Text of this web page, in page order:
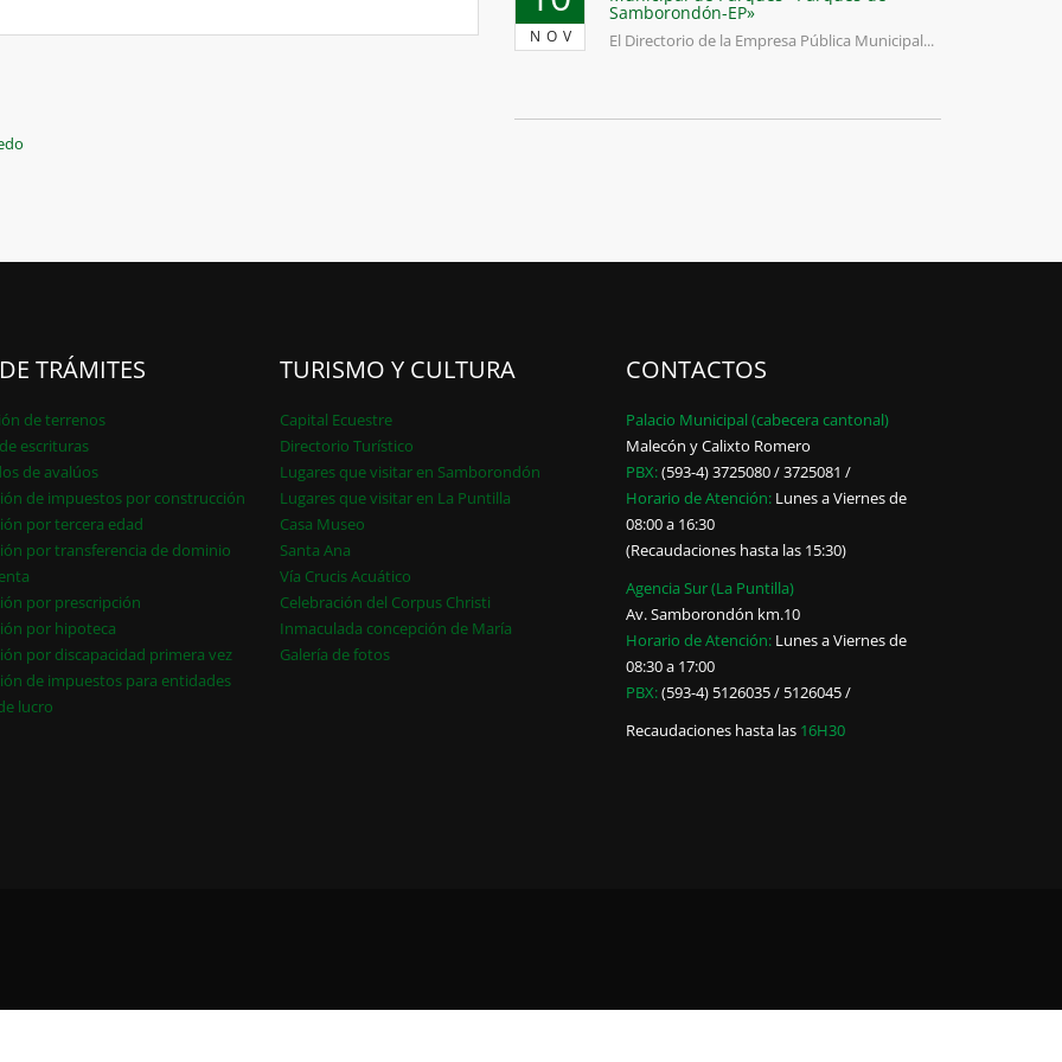
NOV
Samborondón-EP»
El Directorio de la Empresa Pública Municipal...
TRÁMITES
de terrenos
escrituras
de avalúos
de impuestos por construcción
por tercera edad
por transferencia de dominio
por prescripción
por hipoteca
por discapacidad primera vez
de impuestos para entidades
lucro
TURISMO Y CULTURA
Capital Ecuestre
Directorio Turístico
Lugares que visitar en Samborondón
Lugares que visitar en La Puntilla
Casa Museo
Santa Ana
Vía Crucis Acuático
Celebración del Corpus Christi
Inmaculada concepción de María
Galería de fotos
CONTACTOS
Palacio Municipal (cabecera cantonal)
Malecón y Calixto Romero
PBX:(593-4) 3725080 / 3725081 /
Horario de Atención:Lunes a Viernes de
08:00 a 16:30
(Recaudaciones hasta las 15:30)
Agencia Sur (La Puntilla)
Av. Samborondón km.10
Horario de Atención:Lunes a Viernes de
08:30 a 17:00
PBX:(593-4) 5126035 / 5126045 /
Recaudaciones hasta las 16H30